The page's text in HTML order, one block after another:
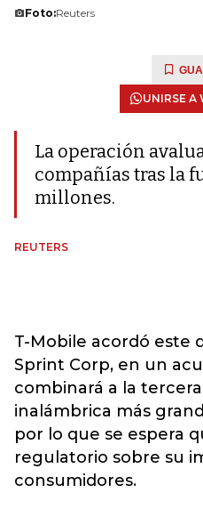
Foto:Reuters
UNIRSE A
La operación
compañías tras la
millones.
REUTERS
T-Mobile acordó este
Sprint Corp, en un
combinará a la
inalámbrica más
por lo que se espera
regulatorio sobre su
consumidores.